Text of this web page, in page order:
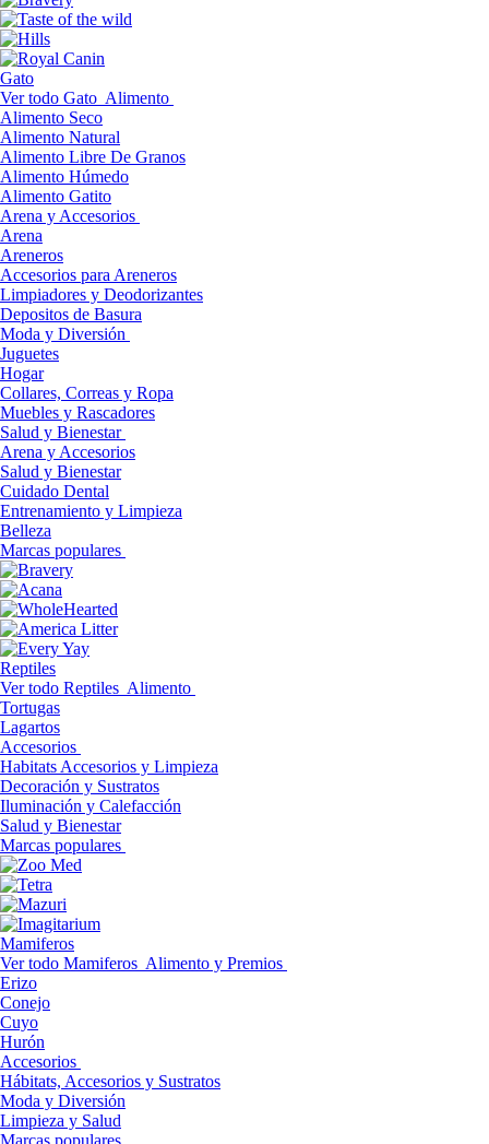
Gato
Ver todo Gato Alimento
Alimento Seco
Alimento Natural
Alimento Libre De Granos
Alimento Húmedo
Alimento Gatito
Arena y Accesorios
Arena
Areneros
Accesorios para Areneros
Limpiadores y Deodorizantes
Depositos de Basura
Moda y Diversión
Juguetes
Hogar
Collares, Correas y Ropa
Muebles y Rascadores
Salud y Bienestar
Arena y Accesorios
Salud y Bienestar
Cuidado Dental
Entrenamiento y Limpieza
Belleza
Marcas populares
Reptiles
Ver todo Reptiles Alimento
Tortugas
Lagartos
Accesorios
Habitats Accesorios y Limpieza
Decoración y Sustratos
Iluminación y Calefacción
Salud y Bienestar
Marcas populares
Mamiferos
Ver todo Mamiferos Alimento y Premios
Erizo
Conejo
Cuyo
Hurón
Accesorios
Hábitats, Accesorios y Sustratos
Moda y Diversión
Limpieza y Salud
Marcas populares